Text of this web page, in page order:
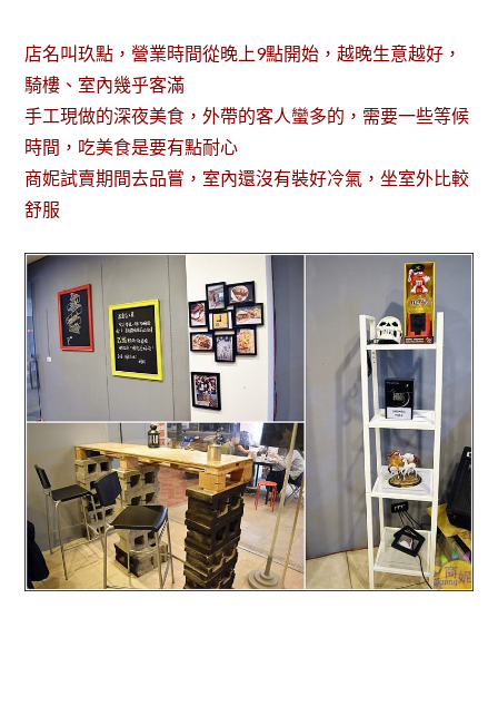
店名叫玖點，營業時間從晚上9點開始，越晚生意越好，
騎樓、室內幾乎客滿
手工現做的深夜美食，外帶的客人蠻多的，需要一些等候
時間，吃美食是要有點耐心
商妮試賣期間去品嘗，室內還沒有裝好冷氣，坐室外比較
舒服